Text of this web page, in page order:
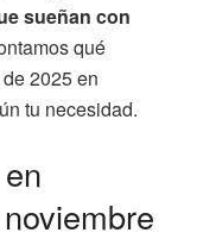
sueñan con
qué
2025 en
tu necesidad.